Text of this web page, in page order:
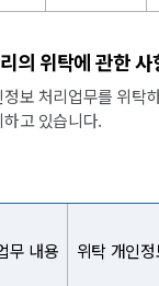
의 위탁에 관한 사
보 처리업무를 위탁
고 있습니다.
무 내용 위탁 개인